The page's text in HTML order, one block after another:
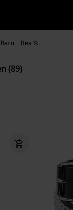
Barn Rea %
(89)